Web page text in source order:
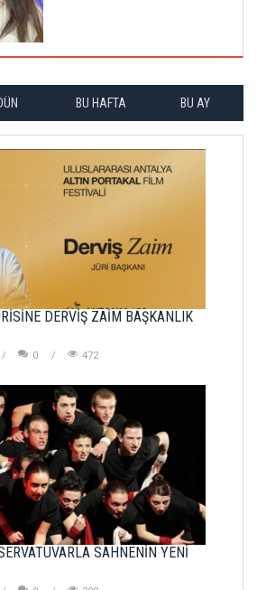
BU HAFTA BU AY
DERVİŞ ZAİM BAŞKANLIK
0 472
SAHNENİN YENİ